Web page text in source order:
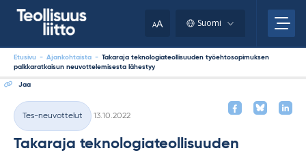
AA Suomi
Etusivu - Ajankohtaista - Takaraja teknologiateollisuuden työehtosopimuksen
palkkaratkaisun neuvottelemisesta lähestyy
Jaa
Kategoriat
Tes-neuvottelut
13.10.2022
Takaraja teknologiateollisuuden
clipboard.)